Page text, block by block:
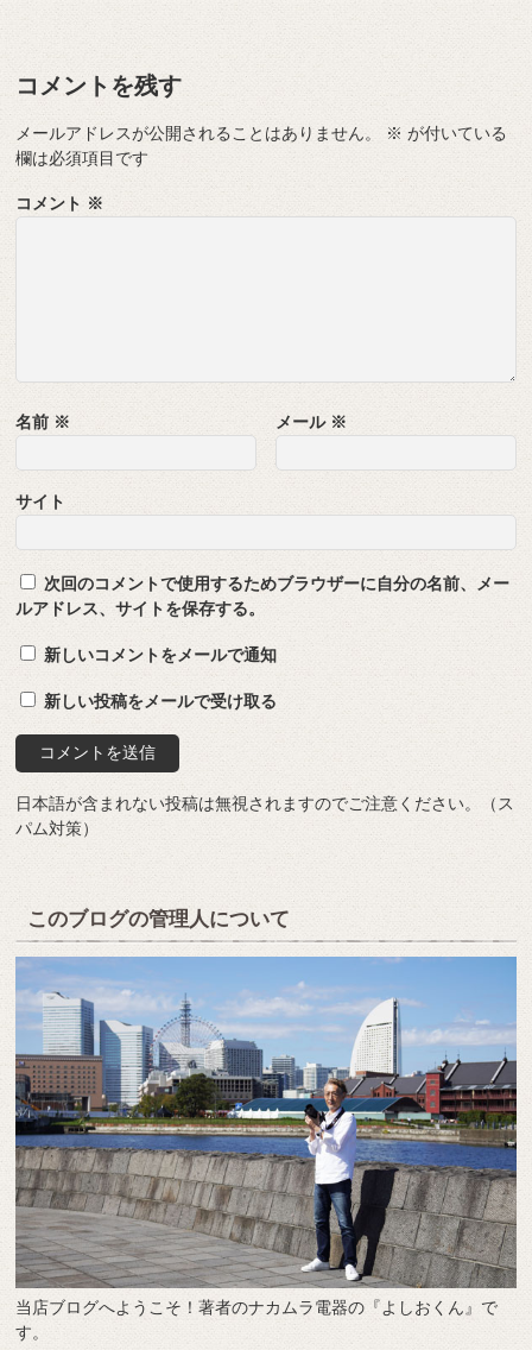
コメントを残す
メールアドレスが公開されることはありません。 ※ が付いている
欄は必須項目です
コメント ※
名前 ※ メール ※
サイト
次回のコメントで使用するためブラウザーに自分の名前、メー
ルアドレス、サイトを保存する。
新しいコメントをメールで通知
新しい投稿をメールで受け取る
日本語が含まれない投稿は無視されますのでご注意ください。（ス
パム対策）
このブログの管理人について
当店ブログへようこそ！著者のナカムラ電器の『よしおくん』で
す。